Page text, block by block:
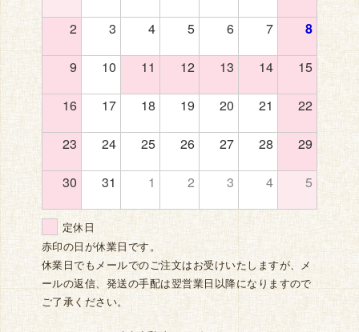
2 3 4 5 6 7 8
9 10 11 12 13 14 15
16 17 18 19 20 21 22
23 24 25 26 27 28 29
30 31 1 2 3 4 5
定休日
赤印の日が休業日です。
休業日でもメールでのご注文はお受けいたしますが、メ
ールの返信、発送の手配は翌営業日以降になりますので
ご了承ください。